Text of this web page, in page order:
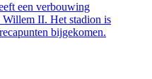
een verbouwing
Willem II. Het stadion is
bijgekomen.